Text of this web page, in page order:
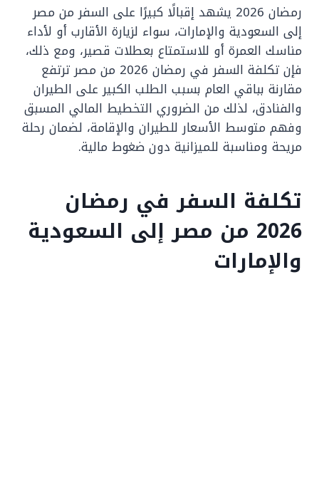
رمضان 2026 يشهد إقبالًا كبيرًا على السفر من مصر
إلى السعودية والإمارات، سواء لزيارة الأقارب أو لأداء
مناسك العمرة أو للاستمتاع بعطلات قصير، ومع ذلك،
فإن تكلفة السفر في رمضان 2026 من مصر ترتفع
مقارنة بباقي العام بسبب الطلب الكبير على الطيران
والفنادق، لذلك من الضروري التخطيط المالي المسبق
وفهم متوسط الأسعار للطيران والإقامة، لضمان رحلة
مريحة ومناسبة للميزانية دون ضغوط مالية.
تكلفة السفر في رمضان
2026 من مصر إلى السعودية
والإمارات